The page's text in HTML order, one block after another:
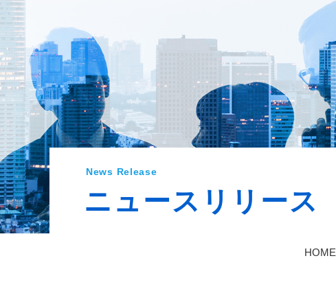
HOME
News Release
ニュースリリース